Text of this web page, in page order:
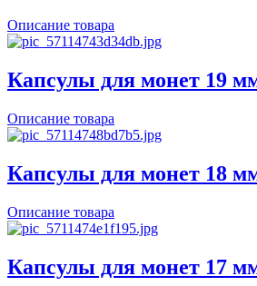
Описание товара
Капсулы для монет 19
Описание товара
Капсулы для монет 18
Описание товара
Капсулы для монет 17